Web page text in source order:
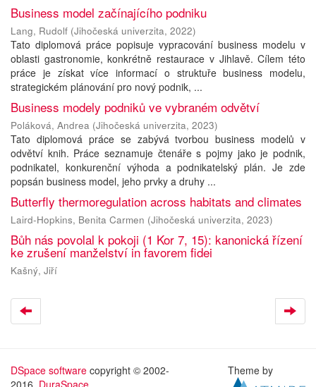
Business model začínajícího podniku
Lang, Rudolf (Jihočeská univerzita, 2022)
Tato diplomová práce popisuje vypracování business modelu v
oblasti gastronomie, konkrétně restaurace v Jihlavě. Cílem této
práce je získat více informací o struktuře business modelu,
strategickém plánování pro nový podnik, ...
Business modely podniků ve vybraném odvětví
Poláková, Andrea (Jihočeská univerzita, 2023)
Tato diplomová práce se zabývá tvorbou business modelů v
odvětví knih. Práce seznamuje čtenáře s pojmy jako je podnik,
podnikatel, konkurenční výhoda a podnikatelský plán. Je zde
popsán business model, jeho prvky a druhy ...
Butterfly thermoregulation across habitats and climates
Laird-Hopkins, Benita Carmen (Jihočeská univerzita, 2023)
Bůh nás povolal k pokoji (1 Kor 7, 15): kanonická řízení
ke zrušení manželství in favorem fidei
Kašný, Jiří
DSpace software copyright © 2002-
2016 DuraSpace
Theme by